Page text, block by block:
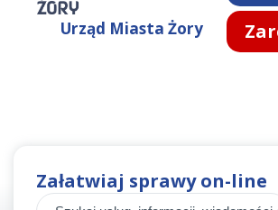
Urząd Miasta Żory
Załatwiaj sprawy on-line